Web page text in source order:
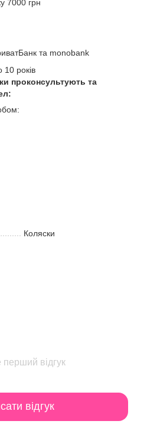
7000 грн
та monobank
10 років
проконсультують та
Коляски
перший відгук
відгук